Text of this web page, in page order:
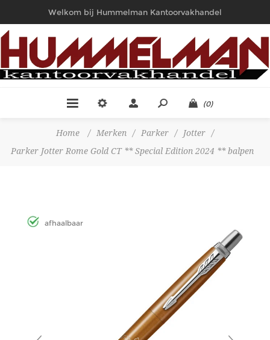
Welkom bij Hummelman Kantoorvakhandel
(0)
Home / Merken / Parker / Jotter
/
Parker Jotter Rome Gold CT ** Special Edition 2024 ** balpen
afhaalbaar